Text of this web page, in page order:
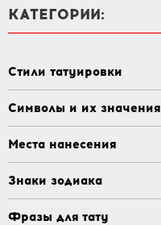
КАТЕГОРИИ:
Стили татуировки
Символы и их значения
Места нанесения
Знаки зодиака
Фразы для тату